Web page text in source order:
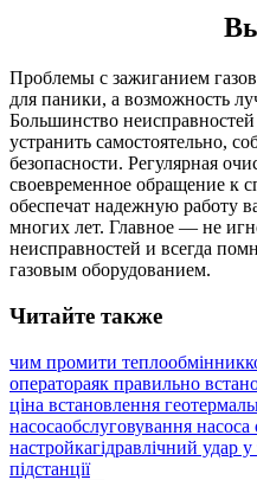
Проблемы с зажиганием
для паники, а возможность
Большинство
устранить самостоятельно,
безопасности. Регулярная
своевременное обращение к
обеспечат надежную работу
многих лет. Главное — не
неисправностей и всегда
газовым оборудованием.
Читайте также
чим промити теплообмінник
оператораяк правильно
ціна встановлення
насосаобслуговування насоса
настройкагідравлічний удар
підстанції